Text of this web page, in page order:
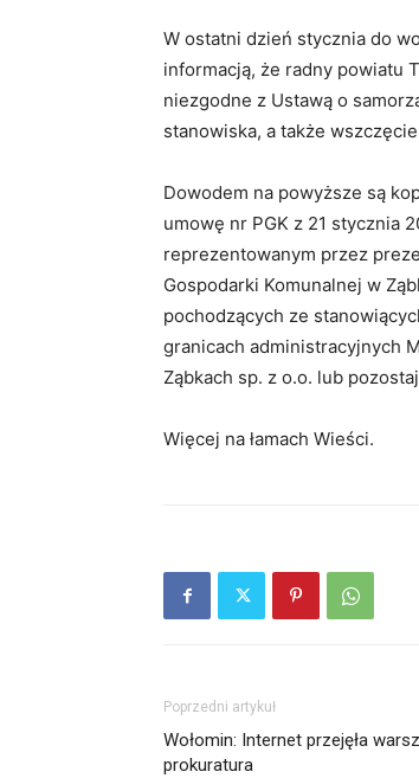
W ostatni dzień stycznia do
informacją, że radny powiatu
niezgodne z Ustawą o
stanowiska, a także
Dowodem na powyższe są
umowę nr PGK z 21 stycznia
reprezentowanym przez
Gospodarki Komunalnej w
pochodzących ze
granicach administracyjnych
Ząbkach sp. z o.o. lub
Więcej na łamach Wieści.
Poprzedni artykuł
Wołomin: Internet przejęła
prokuratura